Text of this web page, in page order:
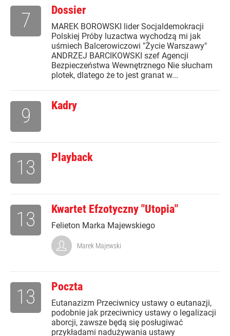
Dossier
MAREK BOROWSKI lider Socjaldemokracji
Polskiej Próby luzactwa wychodzą mi jak
uśmiech Balcerowiczowi "Życie Warszawy"
ANDRZEJ BARCIKOWSKI szef Agencji
Bezpieczeństwa Wewnętrznego Nie słucham
plotek, dlatego że to jest granat w...
7
Kadry
9
Playback
13
Kwartet Efzotyczny "Utopia"
Felieton Marka Majewskiego
13
Marek Majewski
Poczta
Eutanazizm Przeciwnicy ustawy o eutanazji,
podobnie jak przeciwnicy ustawy o legalizacji
aborcji, zawsze będą się posługiwać
przykładami nadużywania ustawy
13